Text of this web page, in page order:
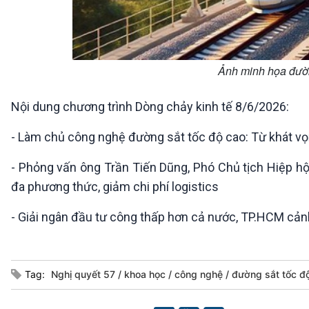
Ảnh minh họa
Nội dung chương trình Dòng chảy kinh tế 8/6/2026:
- Làm chủ công nghệ đường sắt tốc độ cao: Từ khát
- Phỏng vấn ông Trần Tiến Dũng, Phó Chủ tịch Hiệp
đa phương thức, giảm chi phí logistics
- Giải ngân đầu tư công thấp hơn cả nước, TP.HCM
Tag: Nghị quyết 57 khoa học công nghệ đường sắt tốc